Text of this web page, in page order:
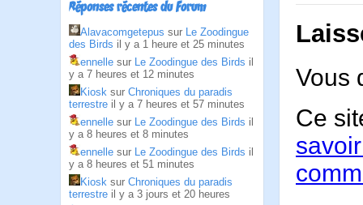
Réponses récentes du Forum
Alavacomgetepus sur Le Zoodingue
des Birds il y a 1 heure et 25 minutes
ennelle sur Le Zoodingue des Birds il
y a 7 heures et 12 minutes
Kiosk sur Chroniques du paradis
terrestre il y a 7 heures et 57 minutes
ennelle sur Le Zoodingue des Birds il
y a 8 heures et 8 minutes
ennelle sur Le Zoodingue des Birds il
y a 8 heures et 51 minutes
Kiosk sur Chroniques du paradis
terrestre il y a 3 jours et 20 heures
Vous
Ce